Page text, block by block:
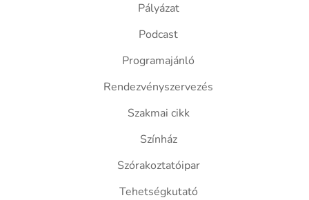
Pályázat
Podcast
Programajánló
Rendezvényszervezés
Szakmai cikk
Színház
Szórakoztatóipar
Tehetségkutató